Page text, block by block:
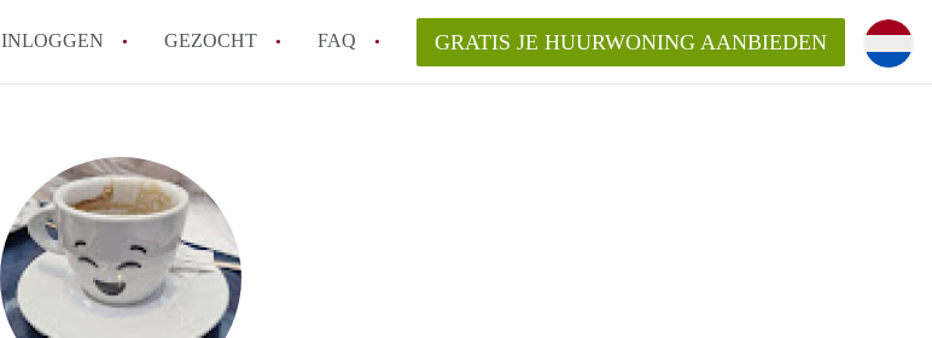
INLOGGEN GEZOCHT FAQ
How to translate HuurwoningAmersfoort!
Wat is HuurwoningAmersfoort?
Hoeveel kost het om te reageren op een Huurwoning in Amersfoort?
Wat is de privacyverklaring van HuurwoningAmersfoort?
Berekent HuurwoningAmersfoort
makelaarsvergoeding/bemiddelingsvergoeding?
GRATIS JE HUURWONING AANBIEDEN